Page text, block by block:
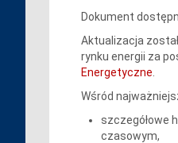
Dokument
Aktualizacja
rynku energii za
Energetyczne
Wśród
szczegółowe
czasowym,